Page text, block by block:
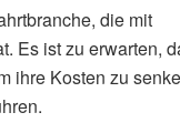
die mit
Es ist zu erwarten,
ihre Kosten zu